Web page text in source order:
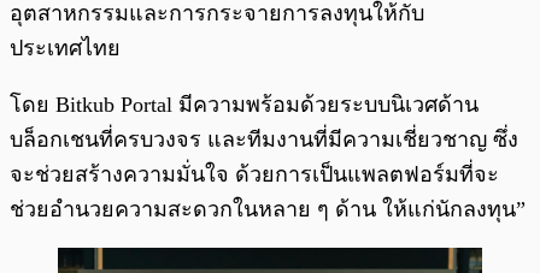
อุตสาหกรรมและการกระจายการลงทุนให้กับ
ประเทศไทย
โดย Bitkub Portal มีความพร้อมด้วยระบบนิเวศด้าน
บล็อกเชนที่ครบวงจร และทีมงานที่มีความเชี่ยวชาญ ซึ่ง
จะช่วยสร้างความมั่นใจ ด้วยการเป็นแพลตฟอร์มที่จะ
ช่วยอำนวยความสะดวกในหลาย ๆ ด้าน ให้แก่นักลงทุน”